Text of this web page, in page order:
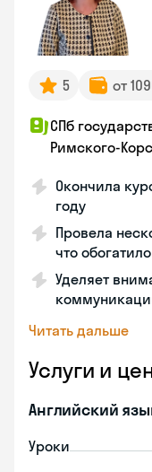
5 от
СПб
Римского-
Окончила
году
Провела
что
Уделяет
Читать дальше
Услуги и
Английский
Уроки